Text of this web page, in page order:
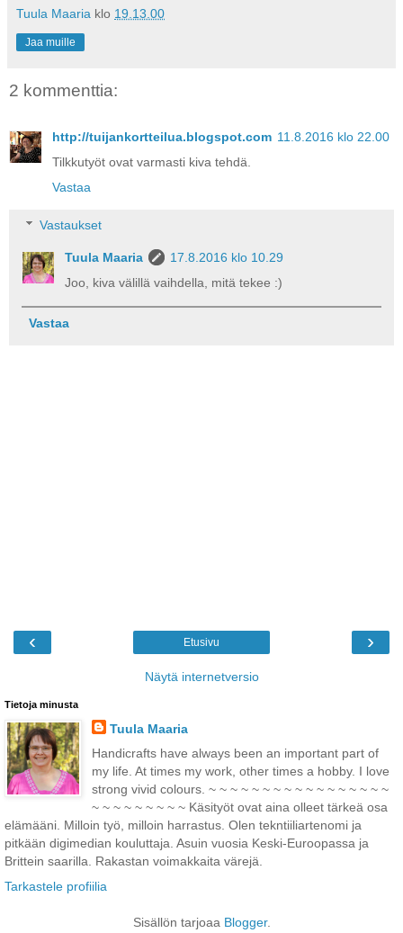
Tuula Maaria klo 19.13.00
Jaa muille
2 kommenttia:
http://tuijankortteilua.blogspot.com 11.8.2016 klo 22.00
Tilkkutyöt ovat varmasti kiva tehdä.
Vastaa
Vastaukset
Tuula Maaria
17.8.2016 klo 10.29
Joo, kiva välillä vaihdella, mitä tekee :)
Vastaa
‹ ›
Etusivu
Näytä internetversio
Tietoja minusta
Tuula Maaria
Handicrafts have always been an important part of
my life. At times my work, other times a hobby. I love
strong vivid colours. ~ ~ ~ ~ ~ ~ ~ ~ ~ ~ ~ ~ ~ ~ ~ ~ ~
~ ~ ~ ~ ~ ~ ~ ~ ~ Käsityöt ovat aina olleet tärkeä osa
elämääni. Milloin työ, milloin harrastus. Olen tekntiiliartenomi ja
pitkään digimedian kouluttaja. Asuin vuosia Keski-Euroopassa ja
Brittein saarilla. Rakastan voimakkaita värejä.
Tarkastele profiilia
Sisällön tarjoaa Blogger.